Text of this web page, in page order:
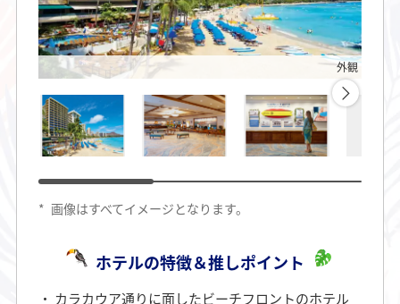
外観
* 画像はすべてイメージとなります。
ホテルの特徴＆推しポイント
カラカウア通りに面したビーチフロントのホテル